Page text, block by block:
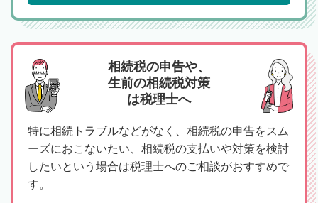
相続税の申告や、
生前の相続税対策
は税理士へ
特に相続トラブルなどがなく、相続税の申告をスム
ーズにおこないたい、相続税の支払いや対策を検討
したいという場合は税理士へのご相談がおすすめで
す。